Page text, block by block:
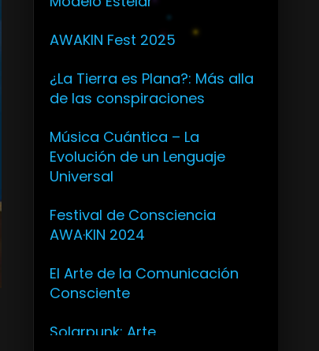
AWAKIN Fest 2025
¿La Tierra es Plana?: Más alla
de las conspiraciones
Música Cuántica – La
Evolución de un Lenguaje
Universal
Festival de Consciencia
AWA·KIN 2024
El Arte de la Comunicación
Consciente
Solarpunk: Arte